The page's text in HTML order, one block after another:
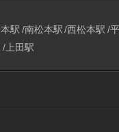
駅 南松本駅 西松本駅
上田駅